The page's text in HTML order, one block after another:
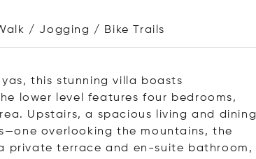
/ Jogging / Bike Trails
this stunning villa boasts
lower level features four bedrooms,
Upstairs, a spacious living and dining
overlooking the mountains, the
private terrace and en-suite bathroom,